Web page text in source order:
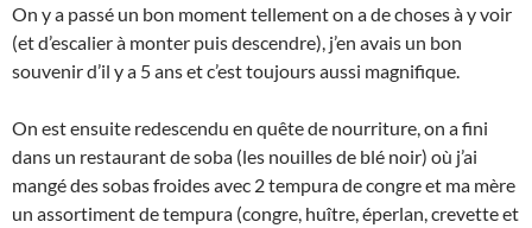
On y a passé un bon moment tellement on a de choses à y voir
(et d’escalier à monter puis descendre), j’en avais un bon
souvenir d’il y a 5 ans et c’est toujours aussi magnifique.
On est ensuite redescendu en quête de nourriture, on a fini
dans un restaurant de soba (les nouilles de blé noir) où j’ai
mangé des sobas froides avec 2 tempura de congre et ma mère
un assortiment de tempura (congre, huître, éperlan, crevette et